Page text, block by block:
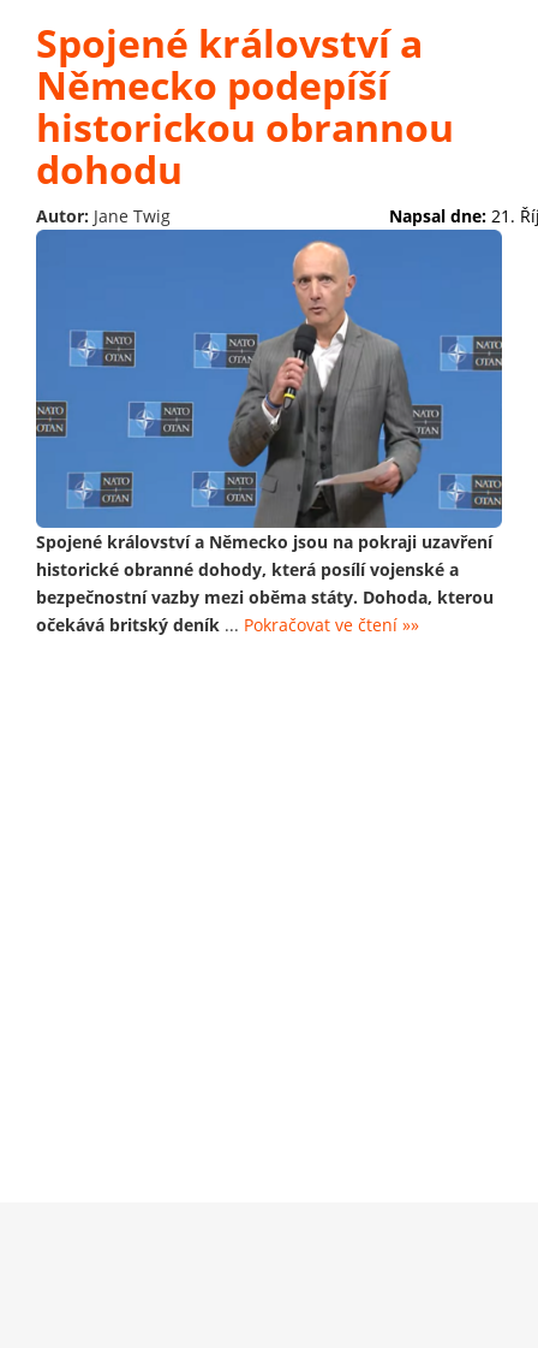
Spojené království a
Německo podepíší
historickou obrannou
dohodu
Autor: Jane Twig Napsal dne: 21.
Spojené království a Německo jsou na pokraji uzavření
historické obranné dohody, která posílí vojenské a
bezpečnostní vazby mezi oběma státy. Dohoda, kterou
očekává britský deník ... Pokračovat ve čtení »»